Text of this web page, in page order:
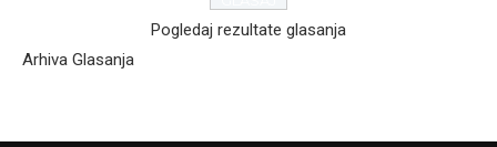
Pogledaj rezultate glasanja
Arhiva Glasanja